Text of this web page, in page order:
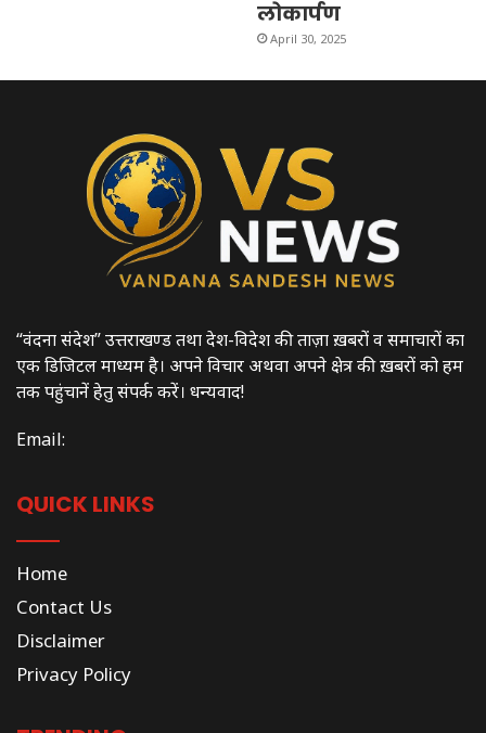
लोकार्पण
April 30, 2025
“वंदना संदेश” उत्तराखण्ड तथा देश-विदेश की ताज़ा ख़बरों व समाचारों का
एक डिजिटल माध्यम है। अपने विचार अथवा अपने क्षेत्र की ख़बरों को हम
तक पहुंचानें हेतु संपर्क करें। धन्यवाद!
Email:
QUICK LINKS
Home
Contact Us
Disclaimer
Privacy Policy